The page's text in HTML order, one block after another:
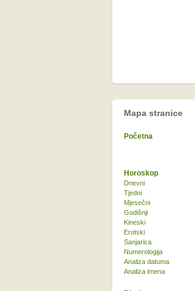
Mapa stranice
Početna
Horoskop
Dnevni
Tjedni
Mjesečni
Godišnji
Kineski
Erotski
Sanjarica
Numerologija
Analiza datuma
Analiza imena